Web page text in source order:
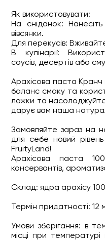
Як використовувати:
На сніданок:
вівсянки.
Для перекусів:
В кулінарії:
соусів, десертів або
Арахісова паста Кранч
баланс смаку та
ложки та
дарує вам наша
Замовляйте зараз на
для себе новий рівень
FruityLand!
Арахісова паста
консервантів,
Склад: ядра арахісу
Термін придатності: 12
Умови зберігання: в
місці при